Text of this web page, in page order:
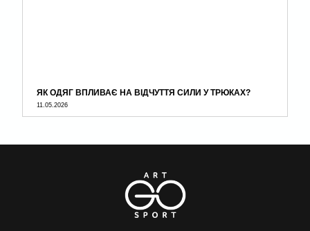
ЯК ОДЯГ ВПЛИВАЄ НА ВІДЧУТТЯ СИЛИ У ТРЮКАХ?
11.05.2026